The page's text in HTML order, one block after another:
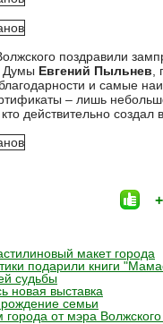
поздравили
Думы Евгений Пыльнев
и самые
– лишь
действительно
макет города
подарили книги
судьбы
новая выставка
семьи
города от мэра